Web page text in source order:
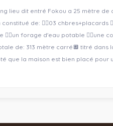
lieu dit entré Fokou a 25 mètre
de: 👉🏽03 chbres+placards
👉🏽un forage d'eau potable
de: 313 mètre carré🔲 titré dans
que la maison est bien placé